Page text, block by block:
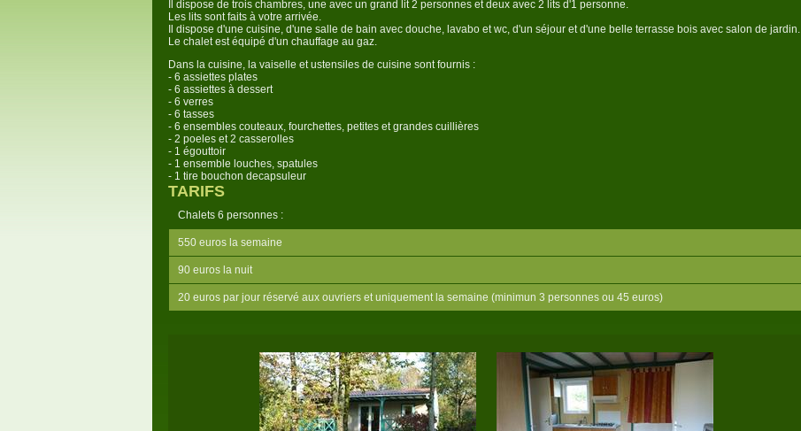
Il dispose de trois chambres, une avec un grand lit 2 personnes et deux avec 2 lits d'1 personne.
Les lits sont faits à votre arrivée.
Il dispose d'une cuisine, d'une salle de bain avec douche, lavabo et wc, d'un séjour et d'une belle terrasse bois avec salon de jardin.
Le chalet est équipé d'un chauffage au gaz.
Dans la cuisine, la vaiselle et ustensiles de cuisine sont fournis :
- 6 assiettes plates
- 6 assiettes à dessert
- 6 verres
- 6 tasses
- 6 ensembles couteaux, fourchettes, petites et grandes cuillières
- 2 poeles et 2 casserolles
- 1 égouttoir
- 1 ensemble louches, spatules
- 1 tire bouchon decapsuleur
TARIFS
Chalets 6 personnes :
550 euros la semaine
90 euros la nuit
20 euros par jour réservé aux ouvriers et uniquement la semaine (minimun 3 personnes ou 45 euros)